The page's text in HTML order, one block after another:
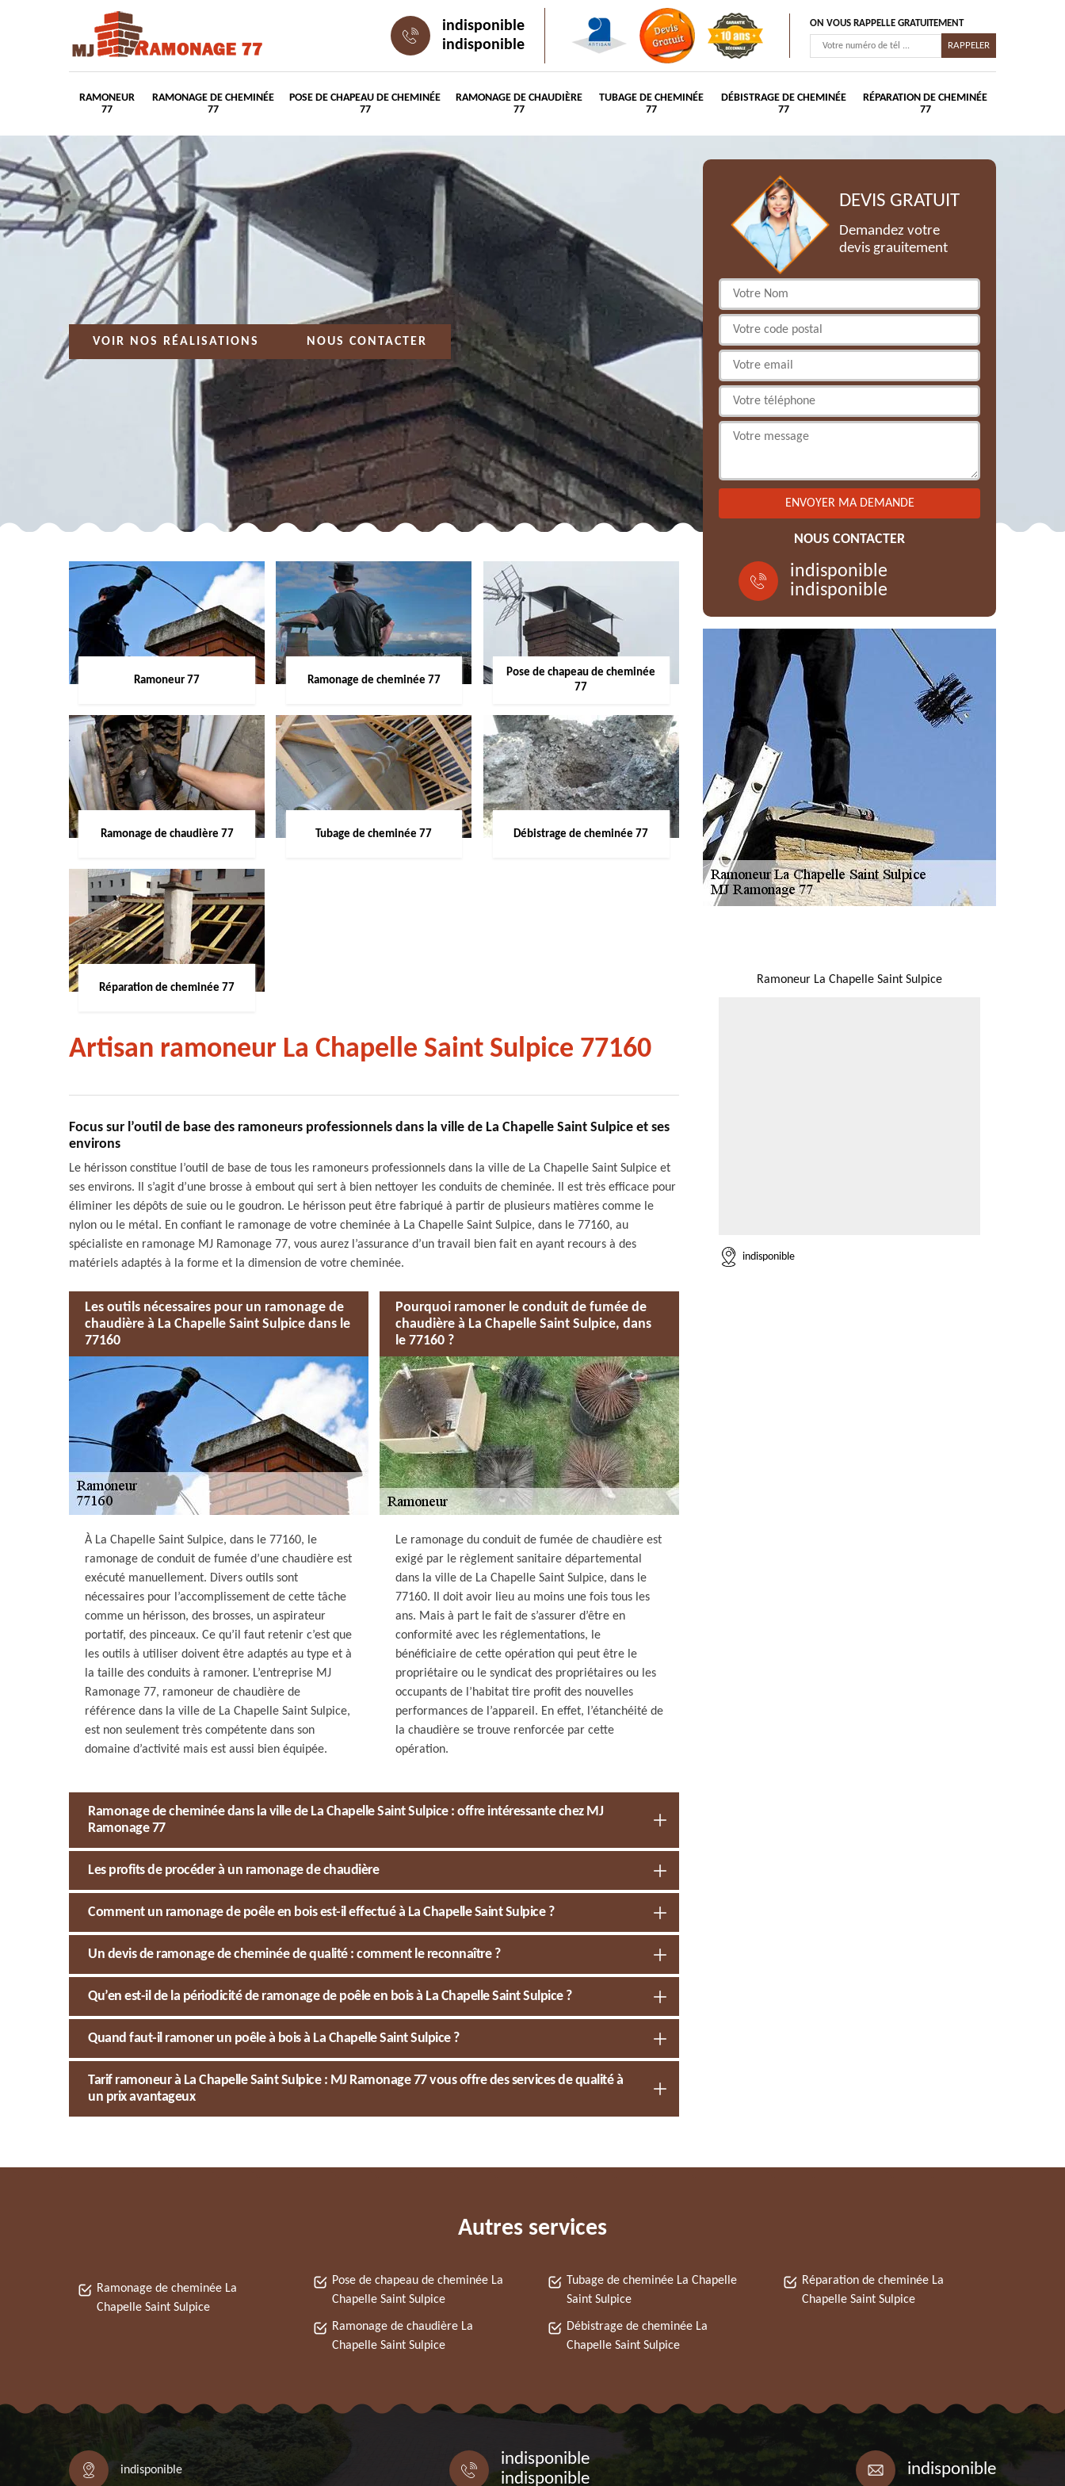
indisponible
indisponible
ON VOUS RAPPELLE GRATUITEMENT
RAMONEUR
77
RAMONAGE DE CHEMINÉE
77
POSE DE CHAPEAU DE CHEMINÉE
77
RAMONAGE DE CHAUDIÈRE
77
TUBAGE DE CHEMINÉE
77
DÉBISTRAGE DE CHEMINÉE
77
RÉPARATION DE CHEMINÉE
77
VOIR NOS RÉALISATIONS NOUS CONTACTER
Ramoneur 77 Ramonage de cheminée 77
Pose de chapeau de cheminée
77
Ramonage de chaudière 77 Tubage de cheminée 77 Débistrage de cheminée 77
Réparation de cheminée 77
Artisan ramoneur La Chapelle Saint Sulpice 77160
Focus sur l’outil de base des ramoneurs professionnels dans la ville de La Chapelle Saint Sulpice et ses
environs
Le hérisson constitue l’outil de base de tous les ramoneurs professionnels dans la ville de La Chapelle Saint Sulpice et
ses environs. Il s’agit d’une brosse à embout qui sert à bien nettoyer les conduits de cheminée. Il est très efficace pour
éliminer les dépôts de suie ou le goudron. Le hérisson peut être fabriqué à partir de plusieurs matières comme le
nylon ou le métal. En confiant le ramonage de votre cheminée à La Chapelle Saint Sulpice, dans le 77160, au
spécialiste en ramonage MJ Ramonage 77, vous aurez l’assurance d’un travail bien fait en ayant recours à des
matériels adaptés à la forme et la dimension de votre cheminée.
Les outils nécessaires pour un ramonage de
chaudière à La Chapelle Saint Sulpice dans le
77160
À La Chapelle Saint Sulpice, dans le 77160, le
ramonage de conduit de fumée d’une chaudière est
exécuté manuellement. Divers outils sont
nécessaires pour l’accomplissement de cette tâche
comme un hérisson, des brosses, un aspirateur
portatif, des pinceaux. Ce qu’il faut retenir c’est que
les outils à utiliser doivent être adaptés au type et à
la taille des conduits à ramoner. L’entreprise MJ
Ramonage 77, ramoneur de chaudière de
référence dans la ville de La Chapelle Saint Sulpice,
est non seulement très compétente dans son
domaine d’activité mais est aussi bien équipée.
Pourquoi ramoner le conduit de fumée de
chaudière à La Chapelle Saint Sulpice, dans
le 77160 ?
Le ramonage du conduit de fumée de chaudière est
exigé par le règlement sanitaire départemental
dans la ville de La Chapelle Saint Sulpice, dans le
77160. Il doit avoir lieu au moins une fois tous les
ans. Mais à part le fait de s’assurer d’être en
conformité avec les réglementations, le
bénéficiaire de cette opération qui peut être le
propriétaire ou le syndicat des propriétaires ou les
occupants de l’habitat tire profit des nouvelles
performances de l’appareil. En effet, l’étanchéité de
la chaudière se trouve renforcée par cette
opération.
Ramonage de cheminée dans la ville de La Chapelle Saint Sulpice : offre intéressante chez MJ
Ramonage 77
Les profits de procéder à un ramonage de chaudière
Comment un ramonage de poêle en bois est-il effectué à La Chapelle Saint Sulpice ?
Un devis de ramonage de cheminée de qualité : comment le reconnaître ?
Qu’en est-il de la périodicité de ramonage de poêle en bois à La Chapelle Saint Sulpice ?
Quand faut-il ramoner un poêle à bois à La Chapelle Saint Sulpice ?
Tarif ramoneur à La Chapelle Saint Sulpice : MJ Ramonage 77 vous offre des services de qualité à
un prix avantageux
DEVIS GRATUIT
Demandez votre
devis grauitement
NOUS CONTACTER
indisponible
indisponible
Ramoneur La Chapelle Saint Sulpice
indisponible
Autres services
Ramonage de cheminée La
Chapelle Saint Sulpice
Pose de chapeau de cheminée La
Chapelle Saint Sulpice
Ramonage de chaudière La
Chapelle Saint Sulpice
Tubage de cheminée La Chapelle
Saint Sulpice
Débistrage de cheminée La
Chapelle Saint Sulpice
Réparation de cheminée La
Chapelle Saint Sulpice
indisponible
indisponible
indisponible
indisponible